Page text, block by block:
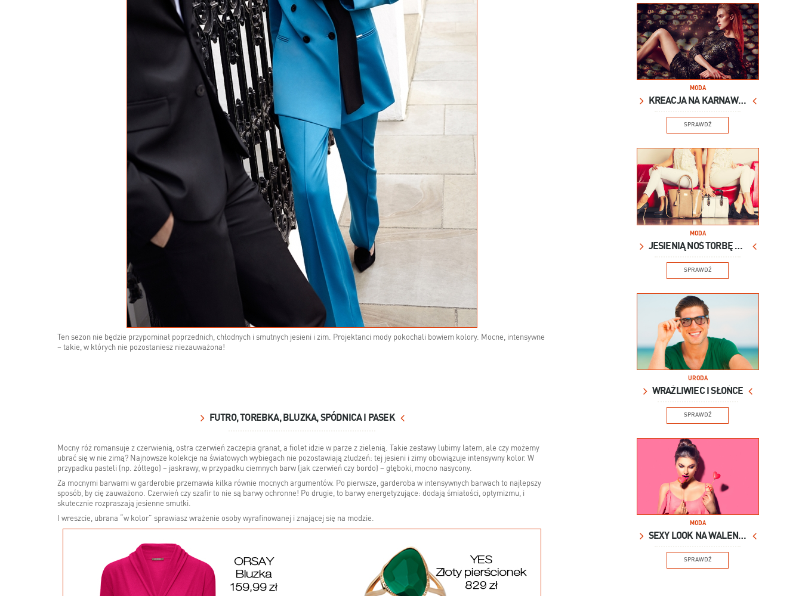
Ten sezon nie będzie przypominał poprzednich, chłodnych i smutnych jesieni i zim. Projektanci mody pokochali bowiem kolory. Mocne, intensywne
– takie, w których nie pozostaniesz niezauważona!
FUTRO, TOREBKA, BLUZKA, SPÓDNICA I PASEK
Mocny róż romansuje z czerwienią, ostra czerwień zaczepia granat, a fiolet idzie w parze z zielenią. Takie zestawy lubimy latem, ale czy możemy
ubrać się w nie zimą? Najnowsze kolekcje na światowych wybiegach nie pozostawiają złudzeń: tej jesieni i zimy obowiązuje intensywny kolor. W
przypadku pasteli (np. żółtego) – jaskrawy, w przypadku ciemnych barw (jak czerwień czy bordo) – głęboki, mocno nasycony.
Za mocnymi barwami w garderobie przemawia kilka równie mocnych argumentów. Po pierwsze, garderoba w intensywnych barwach to najlepszy
sposób, by cię zauważono. Czerwień czy szafir to nie są barwy ochronne! Po drugie, to barwy energetyzujące: dodają śmiałości, optymizmu, i
skutecznie rozpraszają jesienne smutki.
I wreszcie, ubrana “w kolor” sprawiasz wrażenie osoby wyrafinowanej i znającej się na modzie.
MODA
KREACJA NA KARNAWAŁ
SPRAWDŹ
MODA
JESIENIĄ NOŚ TORBĘ XXL
SPRAWDŹ
URODA
WRAŻLIWIEC I SŁOŃCE
SPRAWDŹ
MODA
SEXY LOOK NA WALENTYNKI
SPRAWDŹ